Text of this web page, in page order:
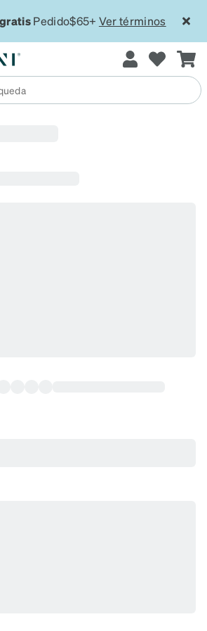
Pedido$65+ Ver términos